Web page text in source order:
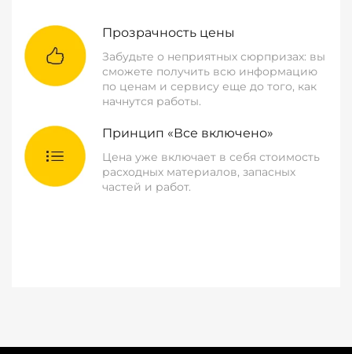
Прозрачность цены
Забудьте о неприятных сюрпризах: вы
сможете получить всю информацию
по ценам и сервису еще до того, как
начнутся работы.
Принцип «Все включено»
Цена уже включает в себя стоимость
расходных материалов, запасных
частей и работ.